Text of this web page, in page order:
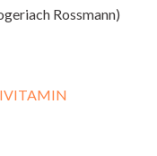
Rossmann)